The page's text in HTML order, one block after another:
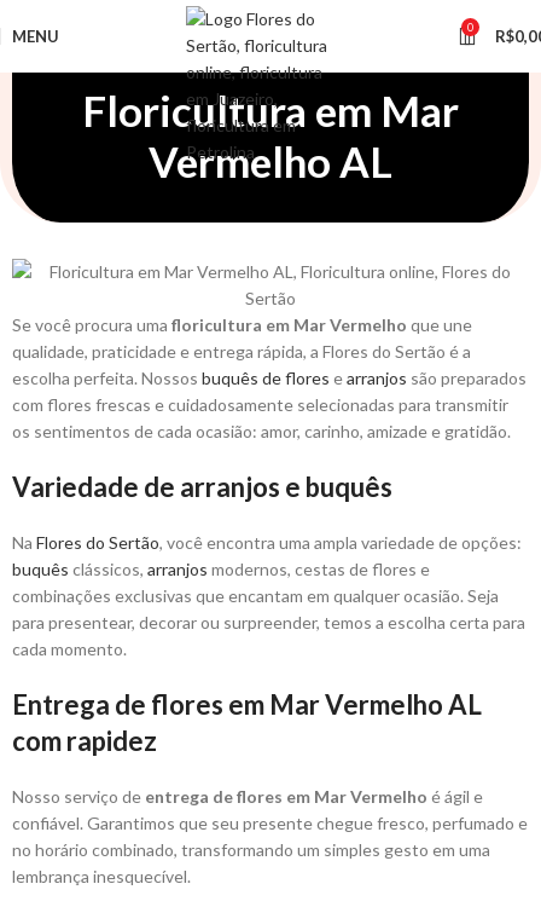
MENU 0 R$
Floricultura em Mar
Vermelho AL
Se você procura uma floricultura em Mar Vermelho que une
qualidade, praticidade e entrega rápida, a Flores do Sertão é a
escolha perfeita. Nossos buquês de flores earranjos são preparados
com flores frescas e cuidadosamente selecionadas para transmitir
os sentimentos de cada ocasião: amor, carinho, amizade e gratidão.
Variedade de arranjos e buquês
Na Flores do Sertão, você encontra uma ampla variedade de opções:
buquês clássicos, arranjos modernos, cestas de flores e
combinações exclusivas que encantam em qualquer ocasião. Seja
para presentear, decorar ou surpreender, temos a escolha certa para
cada momento.
Entrega de flores em Mar Vermelho AL
com rapidez
Nosso serviço de entrega de flores em Mar Vermelho é ágil e
confiável. Garantimos que seu presente chegue fresco, perfumado e
no horário combinado, transformando um simples gesto em uma
lembrança inesquecível.